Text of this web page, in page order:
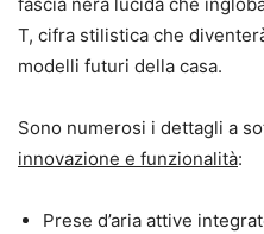
fascia nera lucida che
T, cifra stilistica che
modelli futuri della casa.
Sono numerosi i dettagli a
innovazione e funzionalità:
Prese d’aria attive